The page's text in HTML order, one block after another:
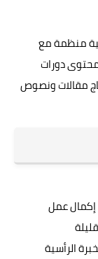
منظمة مع
دورات
مقالات ونصوص
عمل
الرأسية